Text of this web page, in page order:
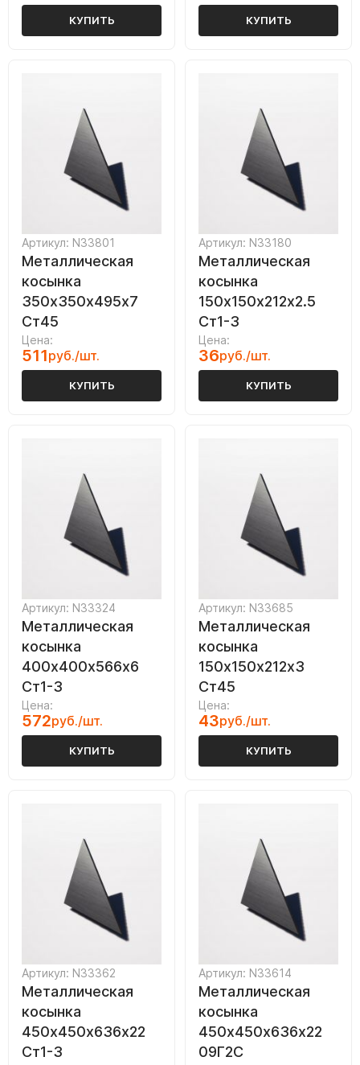
КУПИТЬ КУПИТЬ
Артикул: N33801
Металлическая
косынка
350х350х495х7
Ст45
Цена:
511руб./шт.
КУПИТЬ
Артикул: N33180
Металлическая
косынка
150х150х212х2.5
Ст1-3
Цена:
36руб./шт.
КУПИТЬ
Артикул: N33324
Металлическая
косынка
400х400х566х6
Ст1-3
Цена:
572руб./шт.
КУПИТЬ
Артикул: N33685
Металлическая
косынка
150х150х212х3
Ст45
Цена:
43руб./шт.
КУПИТЬ
Артикул: N33362
Металлическая
косынка
450х450х636х22
Ст1-3
Артикул: N33614
Металлическая
косынка
450х450х636х22
09Г2С